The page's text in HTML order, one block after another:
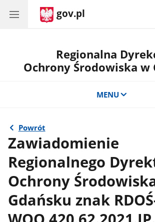
gov.pl
Regionalna
Ochrony Środowiska w
MENU
Powrót
Zawiadomienie
Regionalnego
Ochrony
Gdańsku znak